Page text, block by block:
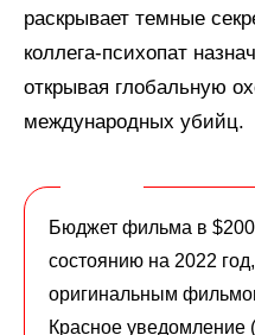
раскрывает темные
коллега-психопат
открывая глобальную
международных убийц.
Бюджет фильма в $200
состоянию на 2022
оригинальным
Красное уведомление